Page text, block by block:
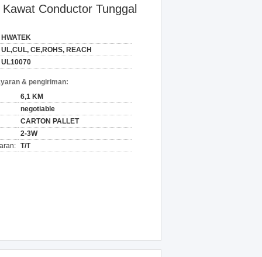
Conductor Tunggal
HWATEK
UL,CUL, CE,ROHS, REACH
UL10070
& pengiriman:
6,1 KM
negotiable
CARTON PALLET
2-3W
T/T